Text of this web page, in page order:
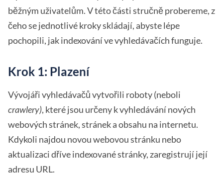
běžným uživatelům. V této části stručně probereme, z
čeho se jednotlivé kroky skládají, abyste lépe
pochopili, jak indexování ve vyhledávačích funguje.
Krok 1: Plazení
Vývojáři vyhledávačů vytvořili roboty (neboli
crawlery), které jsou určeny k vyhledávání nových
webových stránek, stránek a obsahu na internetu.
Kdykoli najdou novou webovou stránku nebo
aktualizaci dříve indexované stránky, zaregistrují její
adresu URL.